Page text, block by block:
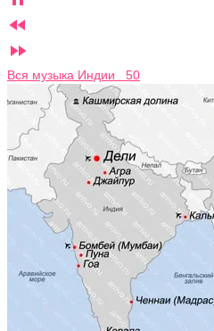


Вся музыка Индии 50